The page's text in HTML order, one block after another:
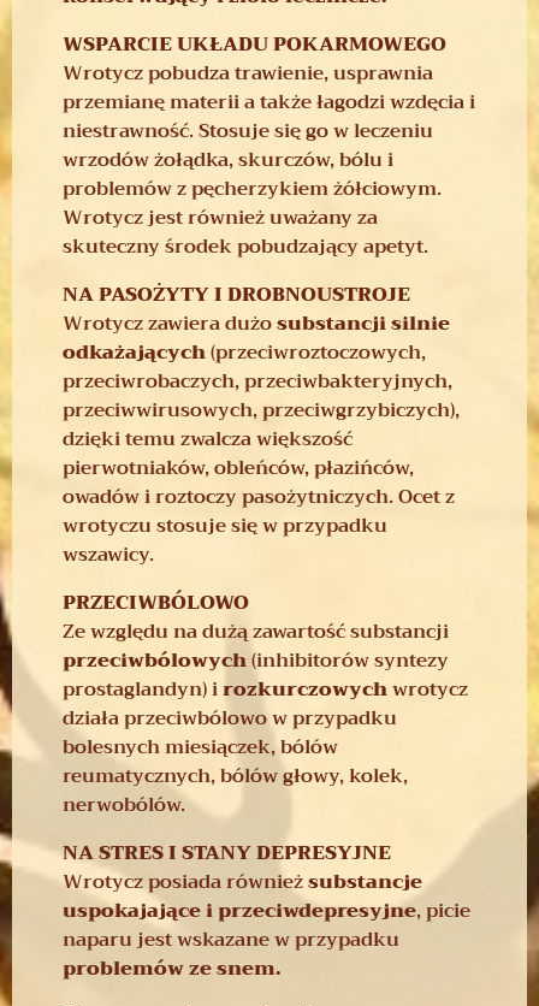
WSPARCIE UKŁADU POKARMOWEGO
Wrotycz pobudza trawienie, usprawnia
przemianę materii a także łagodzi wzdęcia i
niestrawność.Stosuje się go w leczeniu
wrzodów żołądka, skurczów, bólu i
problemów z pęcherzykiem żółciowym.
Wrotycz jest również uważany za
skuteczny środek pobudzający apetyt.
NA PASOŻYTY I DROBNOUSTROJE
Wrotycz zawiera dużosubstancji silnie
odkażających(przeciwroztoczowych,
przeciwrobaczych, przeciwbakteryjnych,
przeciwwirusowych, przeciwgrzybiczych),
dzięki temu zwalcza większość
pierwotniaków, obleńców, płazińców,
owadów i roztoczy pasożytniczych. Ocet z
wrotyczu stosuje się w przypadku
wszawicy.
PRZECIWBÓLOWO
Ze względu na dużą zawartość substancji
przeciwbólowych(inhibitorów syntezy
prostaglandyn) irozkurczowychwrotycz
działa przeciwbólowo w przypadku
bolesnych miesiączek, bólów
reumatycznych, bólów głowy, kolek,
nerwobólów.
NA STRES I STANY DEPRESYJNE
Wrotycz posiada równieżsubstancje
uspokajające i przeciwdepresyjne, picie
naparu jest wskazane w przypadku
problemów ze snem.